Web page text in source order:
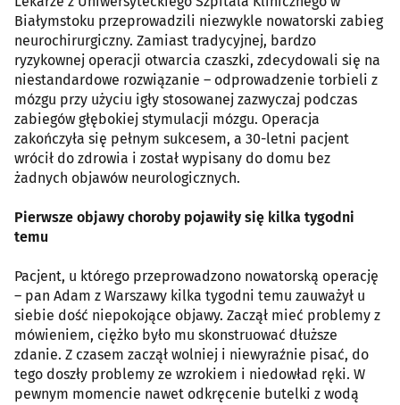
Białymstoku przeprowadzili niezwykle nowatorski zabieg
neurochirurgiczny. Zamiast tradycyjnej, bardzo
ryzykownej operacji otwarcia czaszki, zdecydowali się na
niestandardowe rozwiązanie – odprowadzenie torbieli z
mózgu przy użyciu igły stosowanej zazwyczaj podczas
zabiegów głębokiej stymulacji mózgu. Operacja
zakończyła się pełnym sukcesem, a 30-letni pacjent
wrócił do zdrowia i został wypisany do domu bez
żadnych objawów neurologicznych.
Pierwsze objawy choroby pojawiły się kilka tygodni
temu
Pacjent, u którego przeprowadzono nowatorską operację
– pan Adam z Warszawy kilka tygodni temu zauważył u
siebie dość niepokojące objawy. Zaczął mieć problemy z
mówieniem, ciężko było mu skonstruować dłuższe
zdanie. Z czasem zaczął wolniej i niewyraźnie pisać, do
tego doszły problemy ze wzrokiem i niedowład ręki. W
pewnym momencie nawet odkręcenie butelki z wodą